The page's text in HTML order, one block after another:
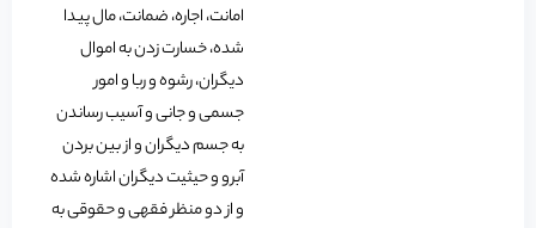
امانت، اجاره، ضمانت، مال پیدا
شده، خسارت زدن به اموال
دیگران، رشوه و ربا و امور
جسمی و جانی و آسیب رساندن
به جسم دیگران و از بین بردن
آبرو و حیثیت دیگران اشاره شده
و از دو منظر فقهی و حقوقی به